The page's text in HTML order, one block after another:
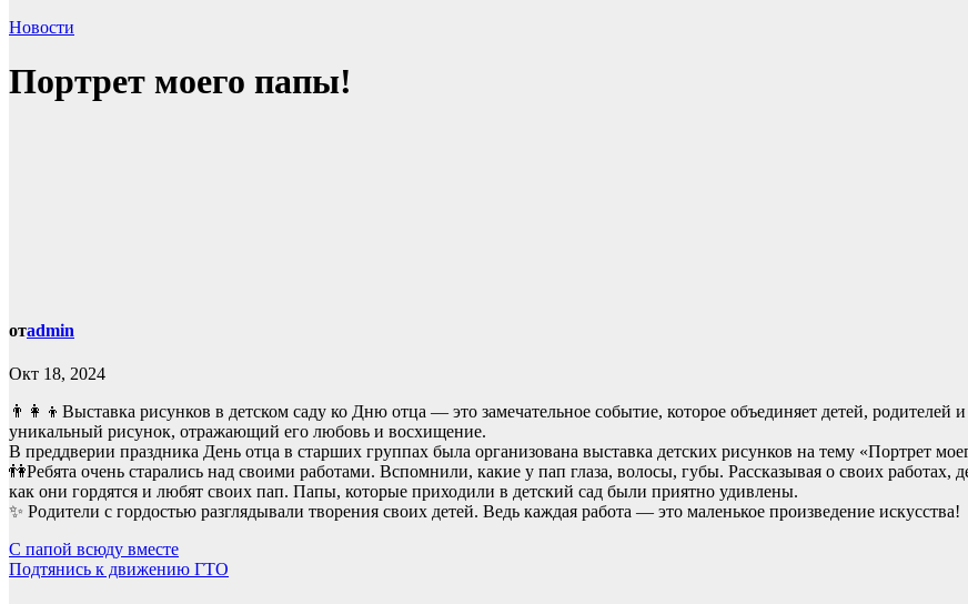
Новости
Портрет моего папы!
отadmin
Окт 18, 2024
👨‍👩‍👦Выставка рисунков в детском саду ко Дню отца — это замечательное событие, которое объединяет детей, родителей
уникальный рисунок, отражающий его любовь и восхищение.
В преддверии праздника День отца в старших группах была организована выставка детских рисунков на тему «Портрет
👫Ребята очень старались над своими работами. Вспомнили, какие у пап глаза, волосы, губы. Рассказывая о своих
как они гордятся и любят своих пап. Папы, которые приходили в детский сад были приятно удивлены.
✨ Родители с гордостью разглядывали творения своих детей. Ведь каждая работа — это маленькое произведение искусства!
Навигация
по
С папой всюду вместе
Подтянись к движению ГТО